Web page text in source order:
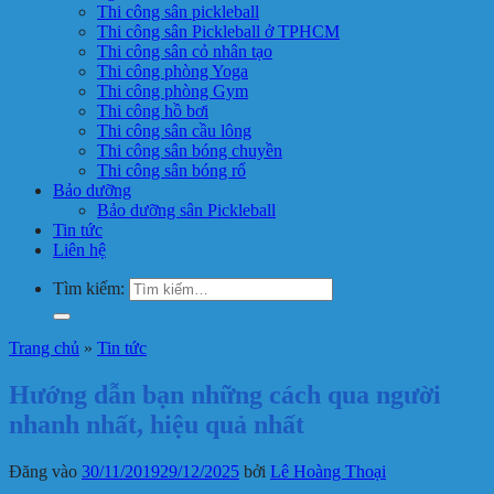
Thi công sân pickleball
Thi công sân Pickleball ở TPHCM
Thi công sân cỏ nhân tạo
Thi công phòng Yoga
Thi công phòng Gym
Thi công hồ bơi
Thi công sân cầu lông
Thi công sân bóng chuyền
Thi công sân bóng rổ
Bảo dưỡng
Bảo dưỡng sân Pickleball
Tin tức
Liên hệ
Tìm kiếm:
Trang chủ » Tin tức
Hướng dẫn bạn những cách qua người
nhanh nhất, hiệu quả nhất
Đăng vào 30/11/201929/12/2025 bởi Lê Hoàng Thoại